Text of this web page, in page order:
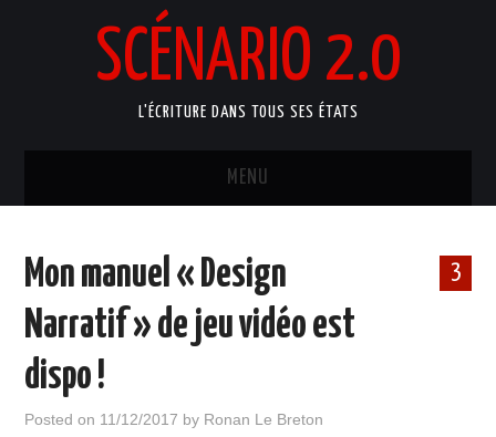
SCÉNARIO 2.0
L'ÉCRITURE DANS TOUS SES ÉTATS
MENU
ATELIERS ARTISTIQUES
BLOG
3
Mon manuel « Design
Narratif » de jeu vidéo est
dispo !
Posted on 11/12/2017 by Ronan Le Breton